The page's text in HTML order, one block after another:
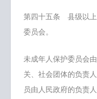
第四十五条 县级以
委员会。
未成年人保护委员会
关、社会团体的负责
员由人民政府的负责